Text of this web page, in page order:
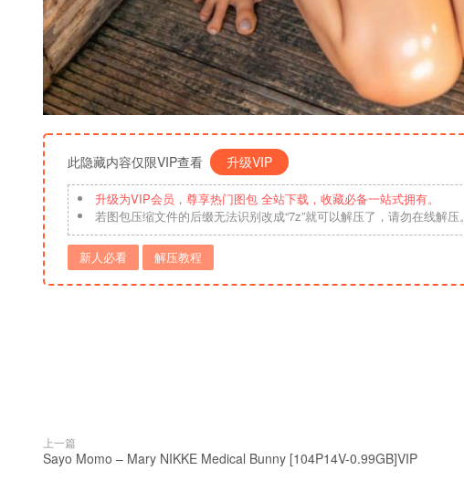
此隐藏内容仅限VIP查看 升级VIP
升级为VIP会员，尊享热门图包 全站下载，收藏必备一站式拥有。
若图包压缩文件的后缀无法识别改成“7z”就可以解压了，请勿在线解压。
新人必看 解压教程
上一篇
Sayo Momo – Mary NIKKE Medical Bunny [104P14V-0.99GB]VIP